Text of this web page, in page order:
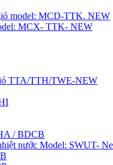
model: MCD-TTK. NEW
MCX- TTK- NEW
TTA/TTH/TWE-NEW
/ BDCB
nước Model: SWUT-